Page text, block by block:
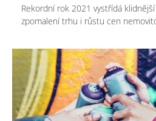
Rekordní rok 2021 vystřídá
zpomalení trhu i růstu cen